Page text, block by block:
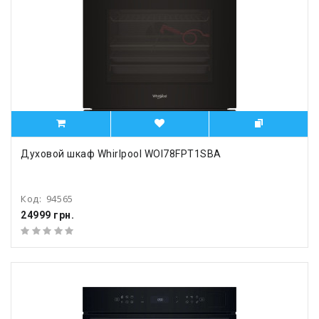
Духовой шкаф Whirlpool WOI78FPT1SBA
Код: 94565
24999 грн.